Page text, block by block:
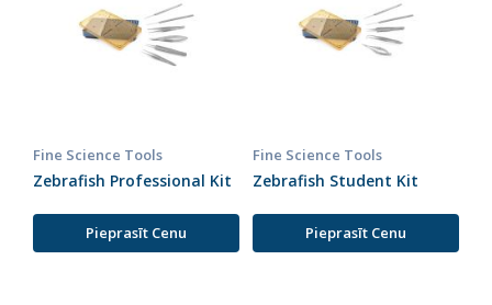
Fine Science Tools
Zebrafish Professional Kit
Pieprasīt Cenu
Fine Science Tools
Zebrafish Student Kit
Pieprasīt Cenu